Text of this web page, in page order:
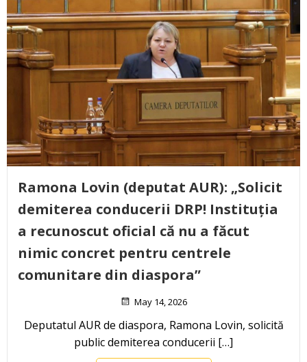
Ramona Lovin (deputat AUR): „Solicit
demiterea conducerii DRP! Instituția
a recunoscut oficial că nu a făcut
nimic concret pentru centrele
comunitare din diaspora”
May 14, 2026
Deputatul AUR de diaspora, Ramona Lovin, solicită
public demiterea conducerii […]